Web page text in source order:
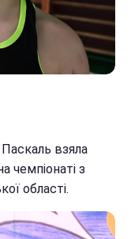
взяла
чемпіонаті з
області.